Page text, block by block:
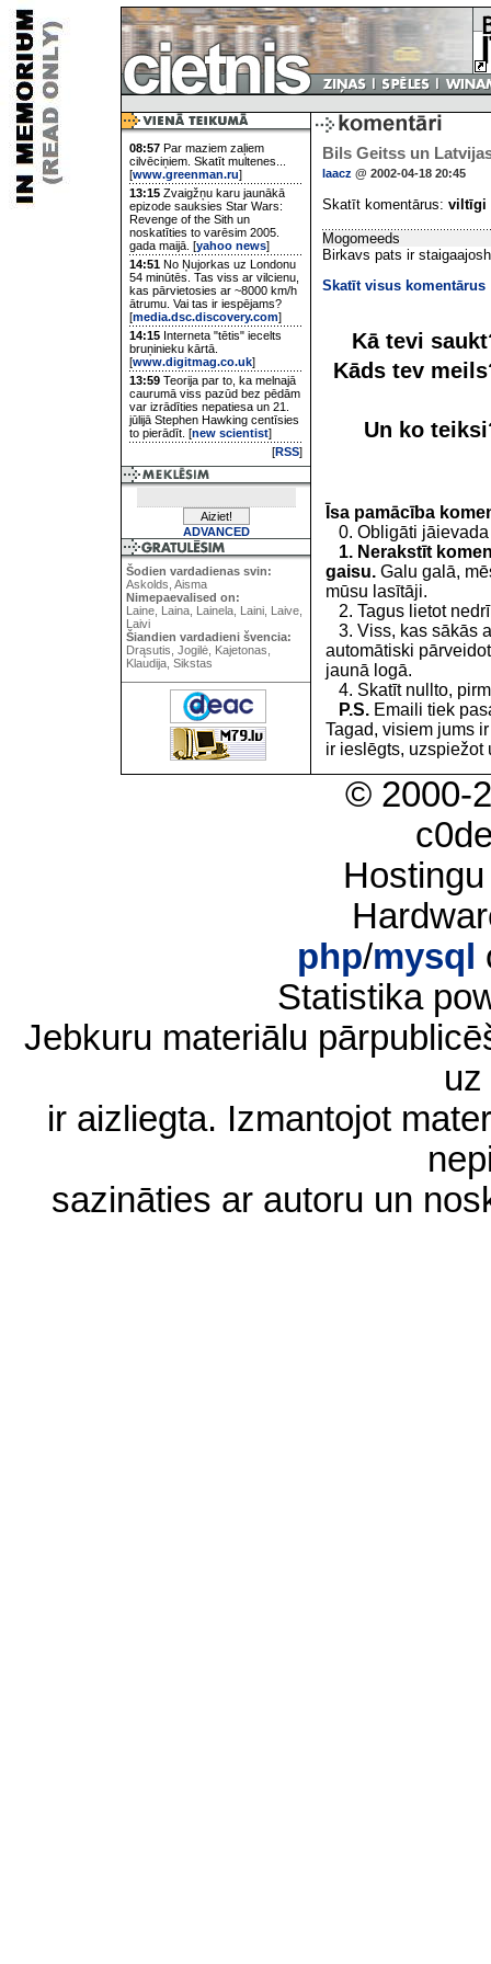
08:57 Par maziem zaļiem
cilvēciņiem. Skatīt multenes...
[www.greenman.ru]
13:15 Zvaigžņu karu jaunākā
epizode sauksies Star Wars:
Revenge of the Sith un
noskatīties to varēsim 2005.
gada maijā. [yahoo news]
14:51 No Ņujorkas uz Londonu
54 minūtēs. Tas viss ar vilcienu,
kas pārvietosies ar ~8000 km/h
ātrumu. Vai tas ir iespējams?
[media.dsc.discovery.com]
14:15 Interneta "tētis" iecelts
bruņinieku kārtā.
[www.digitmag.co.uk]
13:59 Teorija par to, ka melnajā
caurumā viss pazūd bez pēdām
var izrādīties nepatiesa un 21.
jūlijā Stephen Hawking centīsies
to pierādīt. [new scientist]
[RSS]
ADVANCED
Šodien vardadienas svin:
Askolds, Aisma
Nimepaevalised on:
Laine, Laina, Lainela, Laini, Laive,
Laivi
Šiandien vardadieni švencia:
Drąsutis, Jogilė, Kajetonas,
Klaudija, Sikstas
Bils Geitss un
laacz @ 2002-04-18 20:45
Skatīt komentārus: viltīgi
Mogomeeds
Birkavs pats ir
Skatīt visus komentārus
Kā tevi
Kāds tev
Un ko
Īsa pamācība
0. Obligāti jāievada
1. Nerakstīt
gaisu. Galu galā,
mūsu lasītāji.
2. Tagus lietot
3. Viss, kas sākās
automātiski
jaunā logā.
4. Skatīt nullto,
P.S. Emaili tiek
Tagad, visiem jums
ir ieslēgts, uzspiežot
© 2000-
php/mysql
Statistika
Jebkuru materiālu
ir aizliegta. Izmantojot
sazināties ar autoru un